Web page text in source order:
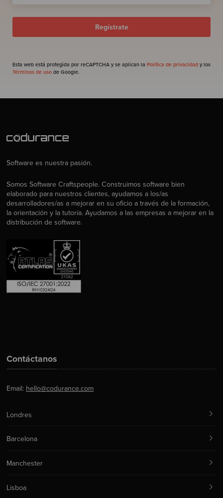
Esta web está protegida por reCAPTCHA y se aplican la Política de privacidad y los
Términos de uso de Google.
Software es nuestra pasión.
Somos Software Craftspeople. Construimos software bien
elaborado para nuestros clientes, ayudamos a los/as
desarrolladores/as a mejorar en su oficio a través de la formación,
la orientación y la tutoría. Ayudamos a las empresas a mejorar en la
distribución de software.
Contáctanos
Email: hello@codurance.com
Londres
Barcelona
Manchester
Lisboa